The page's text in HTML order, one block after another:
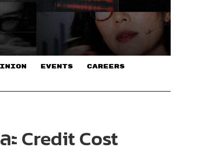
EVENTS CAREERS
ะ Credit Cost